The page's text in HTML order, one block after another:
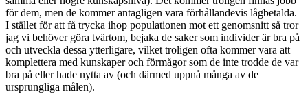
för dem, men de kommer antagligen vara förhållandevis lågbetalda.
I stället för att få trycka ihop populationen mot ett genomsnitt så tror
jag vi behöver göra tvärtom, bejaka de saker som individer är bra på
och utveckla dessa ytterligare, vilket troligen ofta kommer vara att
komplettera med kunskaper och förmågor som de inte trodde de var
bra på eller hade nytta av (och därmed uppnå många av de
ursprungliga målen).